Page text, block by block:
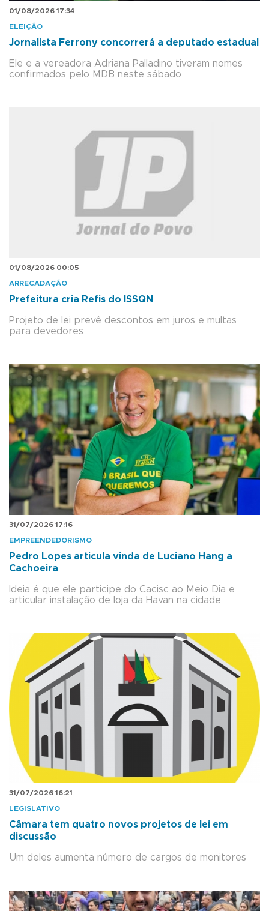
01/08/2026 17:34
ELEIÇÃO
Jornalista Ferrony concorrerá a deputado estadual
Ele e a vereadora Adriana Palladino tiveram nomes
confirmados pelo MDB neste sábado
01/08/2026 00:05
ARRECADAÇÃO
Prefeitura cria Refis do ISSQN
Projeto de lei prevê descontos em juros e multas
para devedores
31/07/2026 17:16
EMPREENDEDORISMO
Pedro Lopes articula vinda de Luciano Hang a
Cachoeira
Ideia é que ele participe do Cacisc ao Meio Dia e
articular instalação de loja da Havan na cidade
31/07/2026 16:21
LEGISLATIVO
Câmara tem quatro novos projetos de lei em
discussão
Um deles aumenta número de cargos de monitores